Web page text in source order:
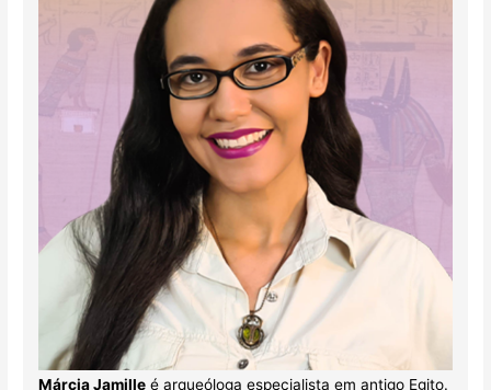
Márcia Jamilleé arqueóloga especialista em antigo Egito.